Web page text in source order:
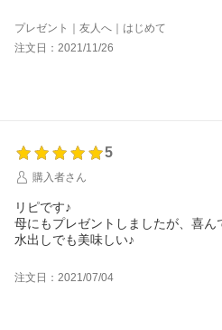
プレゼント｜友人へ｜はじめて
注文日：2021/11/26
5
購入者さん
リピです♪
母にもプレゼントしましたが、喜ん
水出しでも美味しい♪
注文日：2021/07/04